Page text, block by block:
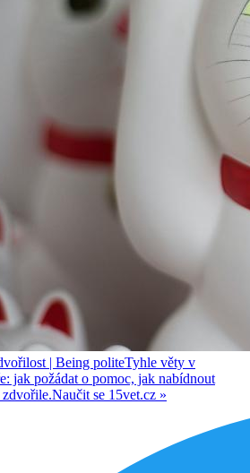
| Being politeTyhle věty v
jak požádat o pomoc, jak nabídnout
zdvořile.Naučit se 15vet.cz »